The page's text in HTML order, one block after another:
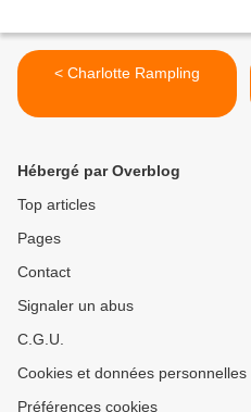
< Charlotte Rampling
Hébergé par Overblog
Top articles
Pages
Contact
Signaler un abus
C.G.U.
Cookies et données personnelles
Préférences cookies